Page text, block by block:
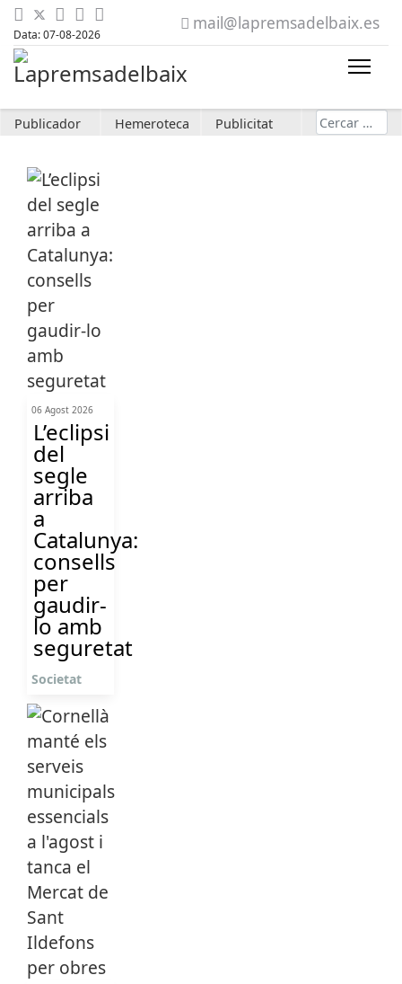
Data: 07-08-2026
mail@lapremsadelbaix.es
Publicador Hemeroteca Publicitat Cerca
06 Agost 2026
L’eclipsi
del
segle
arriba
a
Catalunya:
consells
per
gaudir-
lo amb
seguretat
Societat